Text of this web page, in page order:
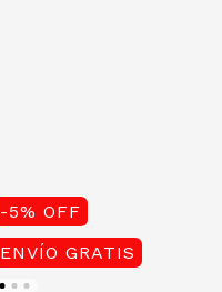
-5% OFF
ENVÍO GRATIS